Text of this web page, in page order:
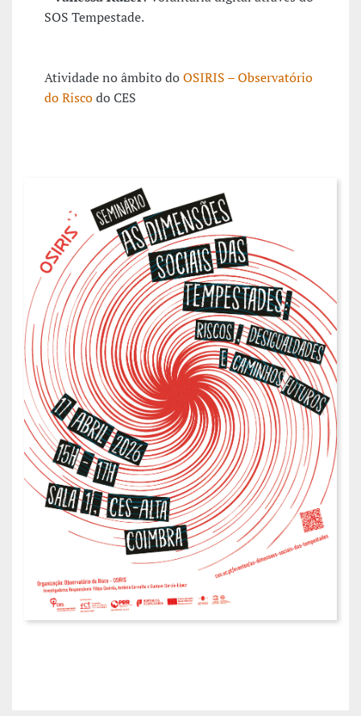
SOS Tempestade.
Atividade no âmbito doOSIRIS – Observatório
do Riscodo CES